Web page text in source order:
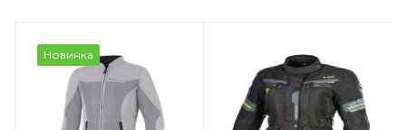
Новинка